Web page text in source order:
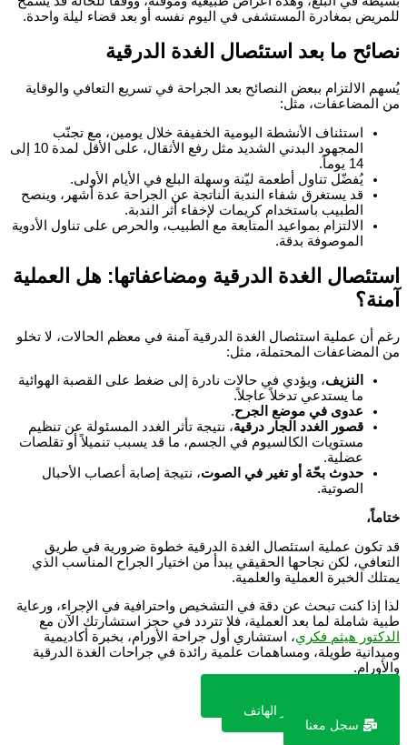
للمريض بمغادرة المستشفى في اليوم نفسه أو بعد قضاء ليلة واحدة.
نصائح ما بعد استئصال الغدة الدرقية
يُسهم الالتزام ببعض النصائح بعد الجراحة في تسريع التعافي والوقاية
من المضاعفات، مثل:
استئناف الأنشطة اليومية الخفيفة خلال يومين، مع تجنّب
المجهود البدني الشديد مثل رفع الأثقال، على الأقل لمدة 10 إلى
14 يوماً.
يُفضّل تناول أطعمة ليّنة وسهلة البلع في الأيام الأولى.
قد يستغرق شفاء الندبة الناتجة عن الجراحة عدة أشهر، وينصح
الطبيب باستخدام كريمات لإخفاء أثر الندبة.
الالتزام بمواعيد المتابعة مع الطبيب، والحرص على تناول الأدوية
الموصوفة بدقة.
استئصال الغدة الدرقية ومضاعفاتها: هل العملية
آمنة؟
رغم أن عملية استئصال الغدة الدرقية آمنة في معظم الحالات، لا تخلو
من المضاعفات المحتملة، مثل:
النزيف، ويؤدي في حالات نادرة إلى ضغط على القصبة الهوائية
ما يستدعي تدخلاً عاجلاً.
عدوى في موضع الجرح.
قصور الغدد الجار درقية، نتيجة تأثر الغدد المسئولة عن تنظيم
مستويات الكالسيوم في الجسم، ما قد يسبب تنميلاً أو تقلصات
عضلية.
حدوث بحّة أو تغير في الصوت، نتيجة إصابة أعصاب الأحبال
الصوتية.
ختاماً،
قد تكون عملية استئصال الغدة الدرقية خطوة ضرورية في طريق
التعافي، لكن نجاحها الحقيقي يبدأ من اختيار الجراح المناسب الذي
يمتلك الخبرة العملية والعلمية.
لذا إذا كنت تبحث عن دقة في التشخيص واحترافية في الإجراء، ورعاية
طبية شاملة لما بعد العملية، فلا تتردد في حجز استشارتك الآن مع
الدكتور هيثم فكري، استشاري أول جراحة الأورام، بخبرة أكاديمية
وميدانية طويلة، ومساهمات علمية رائدة في جراحات الغدة الدرقية
والأورام.
تواصل معنا عبر الهاتف
سجل معنا